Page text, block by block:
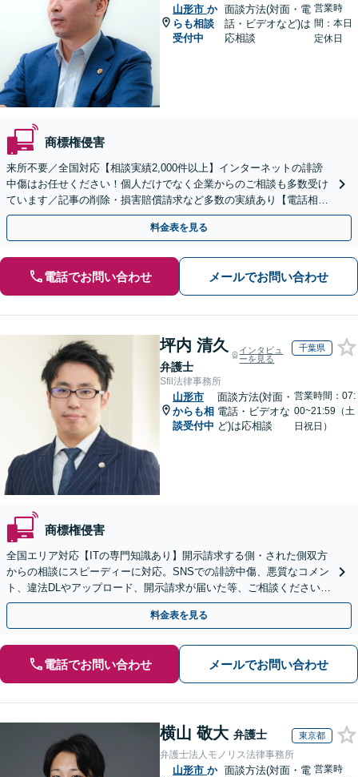
山形市 か
らも相談
受付中
面談方法(対面・電
話・ビデオなど)は
応相談
営業時
間：本日
定休日
商標権侵害
来所不要／全国対応【相談実績2,000件以上】インターネットの誹謗
中傷はお任せください！個人だけでなく企業からのご相談も多数受け
ています／記事の削除・損害賠償請求など多数の実績あり【電話相談
可】【初回相談無料】【夜間休日面談可】
料金表を見る
電話でお問い合わせ メールでお問い合わせ
坪内 清久
弁護士
インタビュ
ーを見る
千葉県
Sfil法律事務所
山形市
からも相
談受付中
面談方法(対面・
電話・ビデオな
ど)は応相談
営業時間：07:
00~21:59（土
日祝日）
商標権侵害
全国エリア対応【ITの専門知識あり】開示請求する側・された側双方
からの相談にスピーディーに対応。SNSでの誹謗中傷、悪質なコメン
ト、違法DLやアップロード、開示請求が届いた等、ご相談ください
【WEB面談OK&解決実績豊富】【千葉中央駅4分】
料金表を見る
電話でお問い合わせ メールでお問い合わせ
横山 敬大 弁護士 東京都
弁護士法人モノリス法律事務所
山形市 か 面談方法(対面・電 営業時